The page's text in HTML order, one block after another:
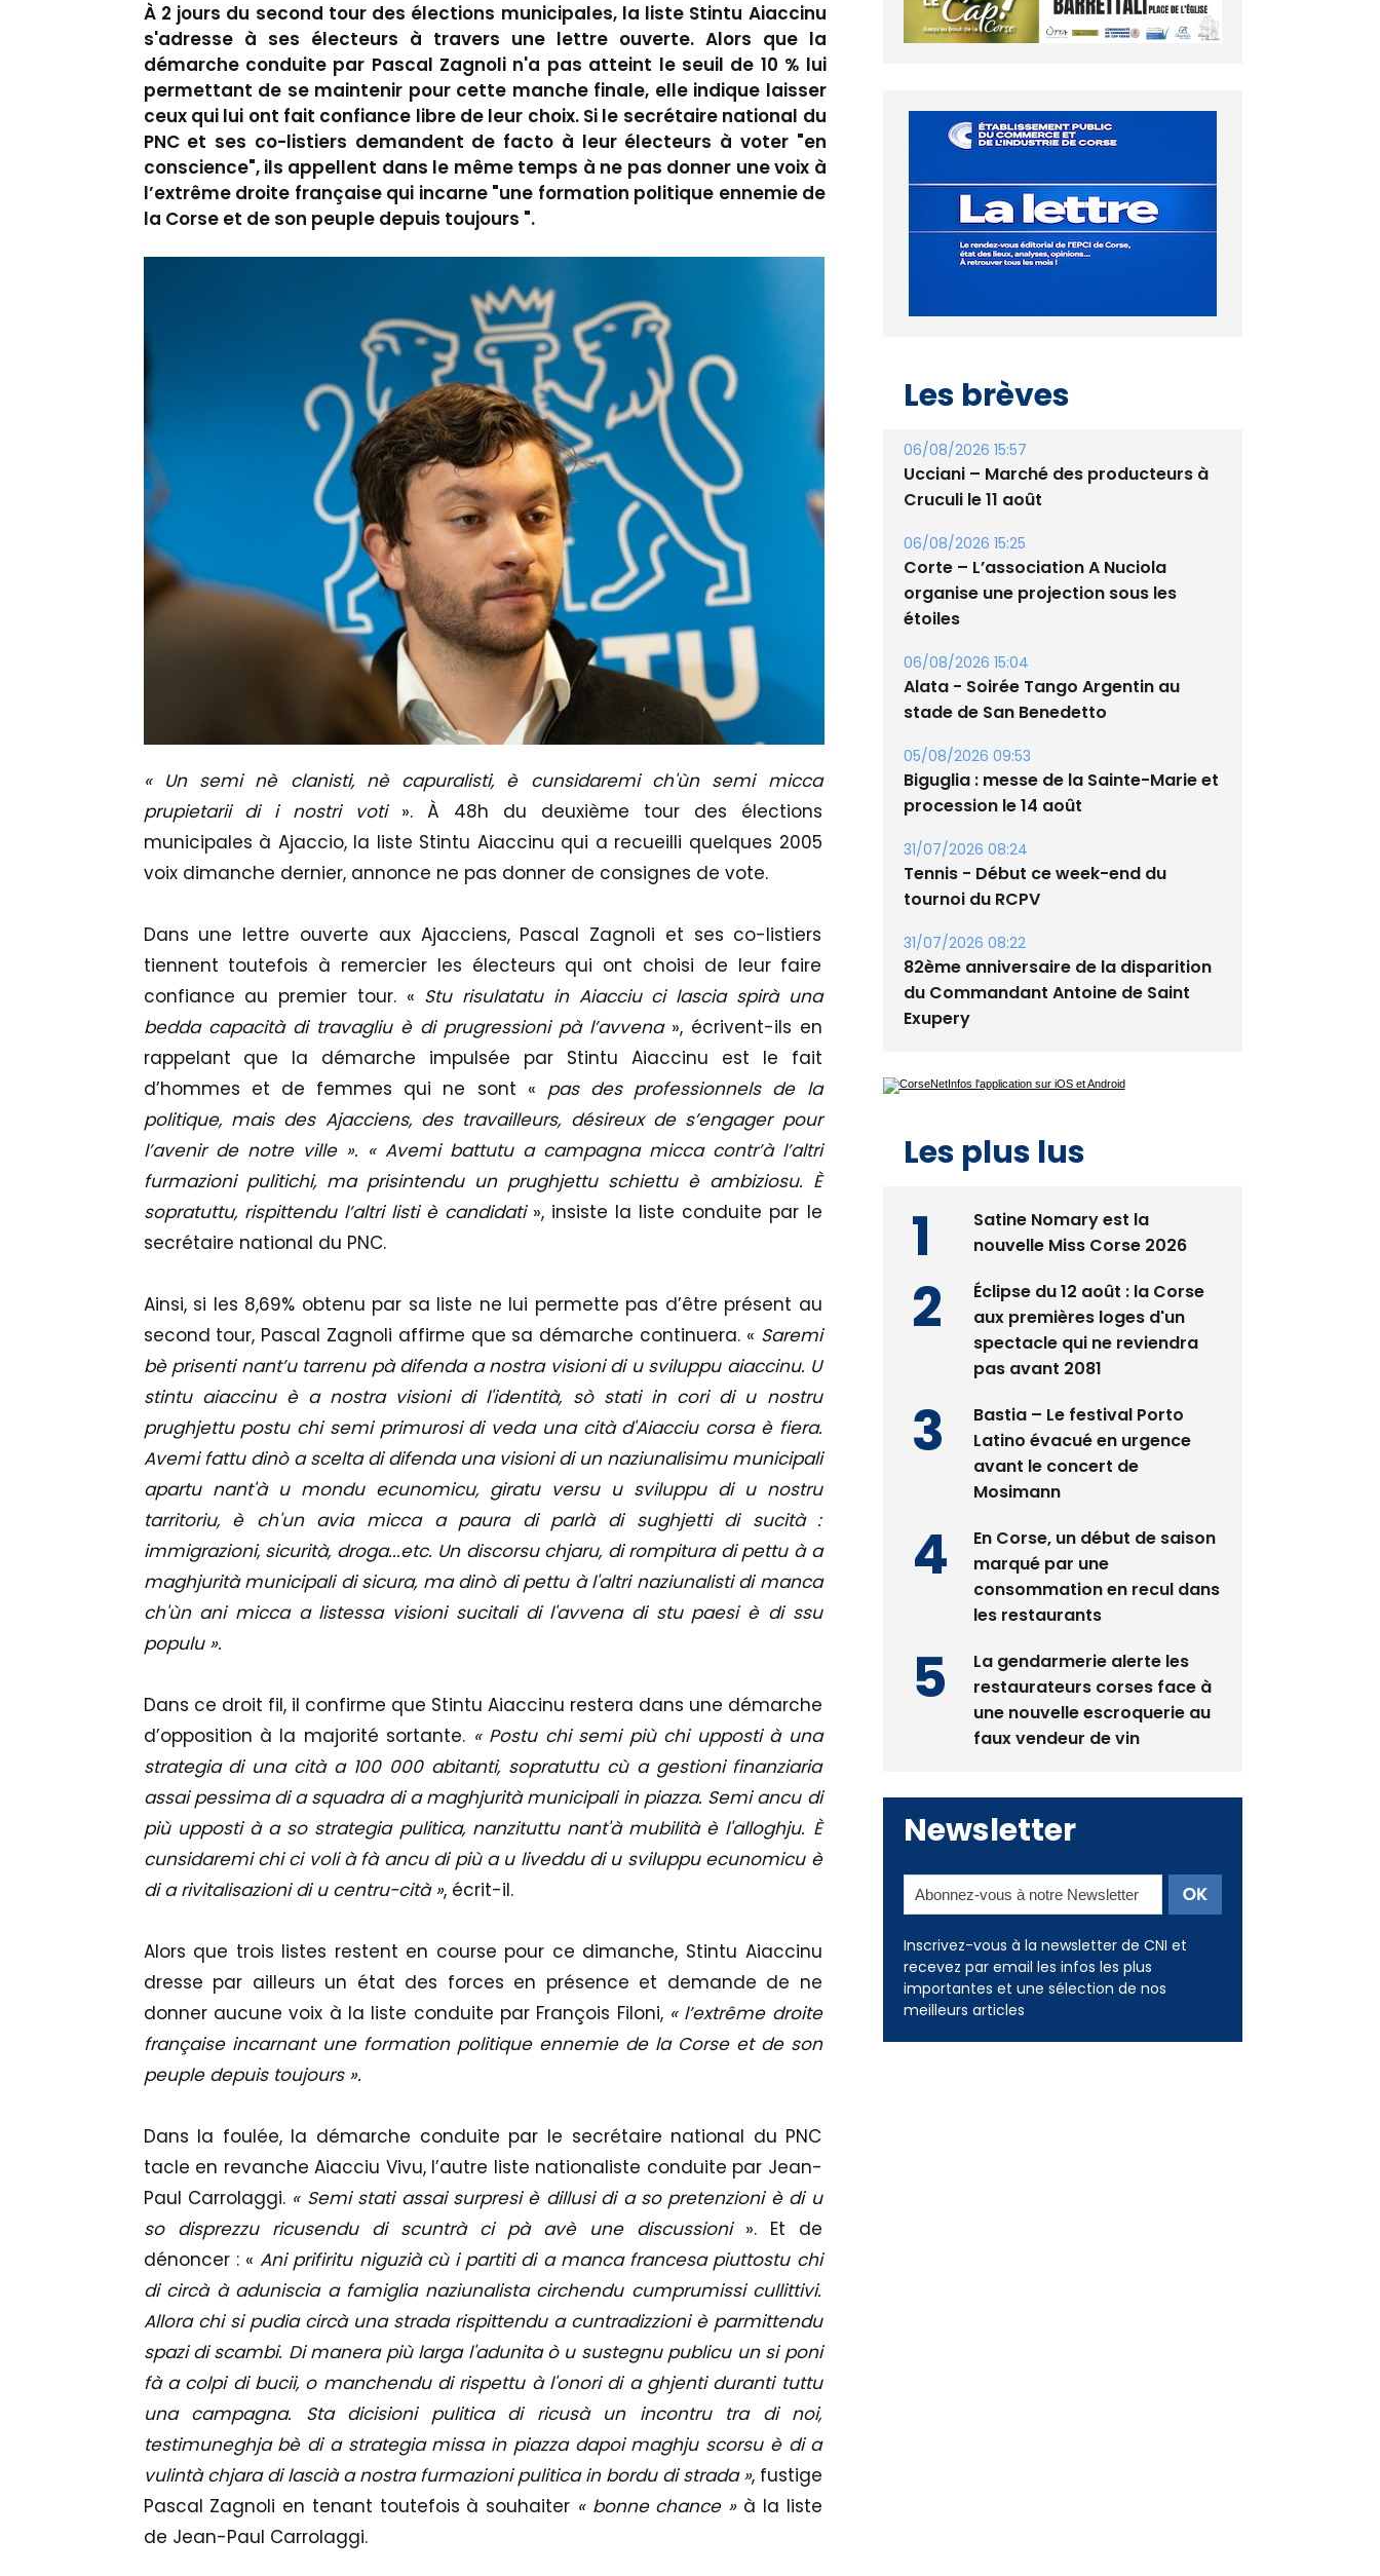
À 2 jours du second tour des élections municipales, la liste Stintu Aiaccinu
s'adresse à ses électeurs à travers une lettre ouverte. Alors que la
démarche conduite par Pascal Zagnoli n'a pas atteint le seuil de 10 % lui
permettant de se maintenir pour cette manche finale, elle indique laisser
ceux qui lui ont fait confiance libre de leur choix. Si le secrétaire national du
PNC et ses co-listiers demandent de facto à leur électeurs à voter "en
conscience", ils appellent dans le même temps à ne pas donner une voix à
l’extrême droite française qui incarne "une formation politique ennemie de
la Corse et de son peuple depuis toujours ".
« Un semi nè clanisti, nè capuralisti, è cunsidaremi ch'ùn semi micca
prupietarii di i nostri voti». À 48h du deuxième tour des élections
municipales à Ajaccio, la liste Stintu Aiaccinu qui a recueilli quelques 2005
voix dimanche dernier, annonce ne pas donner de consignes de vote.
Dans une lettre ouverte aux Ajacciens, Pascal Zagnoli et ses co-listiers
tiennent toutefois à remercier les électeurs qui ont choisi de leur faire
confiance au premier tour. « Stu risulatatu in Aiacciu ci lascia spirà una
bedda capacità di travagliu è di prugressioni pà l’avvena», écrivent-ils en
rappelant que la démarche impulsée par Stintu Aiaccinu est le fait
d’hommes et de femmes qui ne sont « pas des professionnels de la
politique, mais des Ajacciens, des travailleurs, désireux de s’engager pour
l’avenir de notre ville ». « Avemi battutu a campagna micca contr’à l’altri
furmazioni pulitichi, ma prisintendu un prughjettu schiettu è ambiziosu. È
sopratuttu, rispittendu l’altri listi è candidati», insiste la liste conduite par le
secrétaire national du PNC.
Ainsi, si les 8,69% obtenu par sa liste ne lui permette pas d’être présent au
second tour, Pascal Zagnoli affirme que sa démarche continuera. « Saremi
bè prisenti nant’u tarrenu pà difenda a nostra visioni di u sviluppu aiaccinu. U
stintu aiaccinu è a nostra visioni di l'identità, sò stati in cori di u nostru
prughjettu postu chi semi primurosi di veda una cità d'Aiacciu corsa è fiera.
Avemi fattu dinò a scelta di difenda una visioni di un naziunalisimu municipali
apartu nant'à u mondu ecunomicu, giratu versu u sviluppu di u nostru
tarritoriu, è ch'un avia micca a paura di parlà di sughjetti di sucità :
immigrazioni, sicurità, droga...etc. Un discorsu chjaru, di rompitura di pettu à a
maghjurità municipali di sicura, ma dinò di pettu à l'altri naziunalisti di manca
ch'ùn ani micca a listessa visioni sucitali di l'avvena di stu paesi è di ssu
populu ».
Dans ce droit fil, il confirme que Stintu Aiaccinu restera dans une démarche
d’opposition à la majorité sortante. « Postu chi semi più chi upposti à una
strategia di una cità a 100 000 abitanti, sopratuttu cù a gestioni finanziaria
assai pessima di a squadra di a maghjurità municipali in piazza. Semi ancu di
più upposti à a so strategia pulitica, nanzituttu nant'à mubilità è l'alloghju. È
cunsidaremi chi ci voli à fà ancu di più a u liveddu di u sviluppu ecunomicu è
di a rivitalisazioni di u centru-cità », écrit-il.
Alors que trois listes restent en course pour ce dimanche, Stintu Aiaccinu
dresse par ailleurs un état des forces en présence et demande de ne
donner aucune voix à la liste conduite par François Filoni, « l’extrême droite
française incarnant une formation politique ennemie de la Corse et de son
peuple depuis toujours ».
Dans la foulée, la démarche conduite par le secrétaire national du PNC
tacle en revanche Aiacciu Vivu, l’autre liste nationaliste conduite par Jean-
Paul Carrolaggi. « Semi stati assai surpresi è dillusi di a so pretenzioni è di u
so disprezzu ricusendu di scuntrà ci pà avè une discussioni». Et de
dénoncer : «Ani prifiritu niguzià cù i partiti di a manca francesa piuttostu chi
di circà à aduniscia a famiglia naziunalista circhendu cumprumissi cullittivi.
Allora chi si pudia circà una strada rispittendu a cuntradizzioni è parmittendu
spazi di scambi. Di manera più larga l'adunita ò u sustegnu publicu un si poni
fà a colpi di bucii, o manchendu di rispettu à l'onori di a ghjenti duranti tuttu
una campagna. Sta dicisioni pulitica di ricusà un incontru tra di noi,
testimuneghja bè di a strategia missa in piazza dapoi maghju scorsu è di a
vulintà chjara di lascià a nostra furmazioni pulitica in bordu di strada », fustige
Pascal Zagnoli en tenant toutefois à souhaiter « bonne chance »à la liste
de Jean-Paul Carrolaggi.
Les brèves
06/08/2026 15:57
Cruculi le 11 août
06/08/2026 15:25
Corte – L’association A Nuciola
étoiles
06/08/2026 15:04
stade de San Benedetto
05/08/2026 09:53
procession le 14 août
31/07/2026 08:24
tournoi du RCPV
31/07/2026 08:22
82ème anniversaire de la disparition
Les plus lus
nouvelle Miss Corse 2026
Éclipse du 12 août : la Corse
aux premières loges d'un
pas avant 2081
Bastia – Le festival Porto
Latino évacué en urgence
Mosimann
En Corse, un début de saison
marqué par une
les restaurants
La gendarmerie alerte les
restaurateurs corses face à
Newsletter
Inscrivez-vous à la newsletter de CNI et
recevez par email les infos les plus
importantes et une sélection de nos